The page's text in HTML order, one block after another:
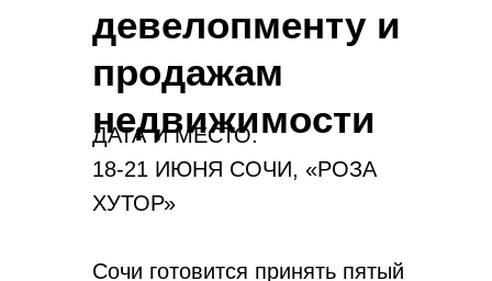
ДАТА И МЕСТО:
18-21 ИЮНЯ СОЧИ, «РОЗА
ХУТОР»
Сочи готовится принять пятый
девелопменту и
продажам
недвижимости